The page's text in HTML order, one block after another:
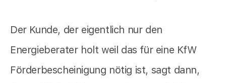
Der Kunde, der eigentlich nur den
Energieberater holt weil das für eine KfW
Förderbescheinigung nötig ist, sagt dann,